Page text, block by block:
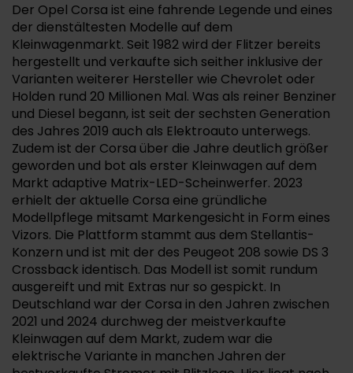
Der Opel Corsa ist eine fahrende Legende und eines
der dienstältesten Modelle auf dem
Kleinwagenmarkt. Seit 1982 wird der Flitzer bereits
hergestellt und verkaufte sich seither inklusive der
Varianten weiterer Hersteller wie Chevrolet oder
Holden rund 20 Millionen Mal. Was als reiner Benziner
und Diesel begann, ist seit der sechsten Generation
des Jahres 2019 auch als Elektroauto unterwegs.
Zudem ist der Corsa über die Jahre deutlich größer
geworden und bot als erster Kleinwagen auf dem
Markt adaptive Matrix-LED-Scheinwerfer. 2023
erhielt der aktuelle Corsa eine gründliche
Modellpflege mitsamt Markengesicht in Form eines
Vizors. Die Plattform stammt aus dem Stellantis-
Konzern und ist mit der des Peugeot 208 sowie DS 3
Crossback identisch. Das Modell ist somit rundum
ausgereift und mit Extras nur so gespickt. In
Deutschland war der Corsa in den Jahren zwischen
2021 und 2024 durchweg der meistverkaufte
Kleinwagen auf dem Markt, zudem war die
elektrische Variante in manchen Jahren der